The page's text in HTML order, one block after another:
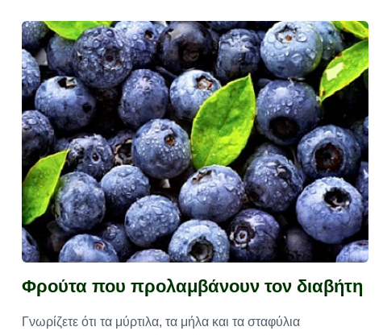
Φρούτα που προλαμβάνουν τον διαβήτη
Γνωρίζετε ότι τα μύρτιλα, τα μήλα και τα σταφύλια